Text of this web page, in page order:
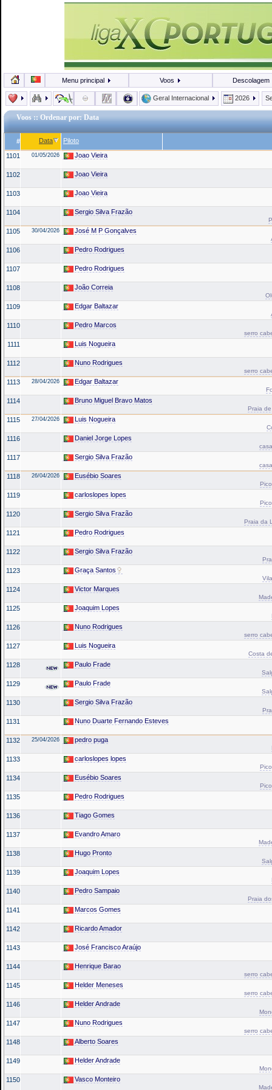
Menu principal Voos Descolagem
Geral Internacional 2026
Voos :: Ordenar por: Data
# Data Piloto
1101 01/05/2026 Joao Vieira
1102 Joao Vieira
1103 Joao Vieira
1104 Sergio Silva Frazão
1105 30/04/2026 José M P Gonçalves
1106 Pedro Rodrigues
1107 Pedro Rodrigues
1108 João Correia
1109 Edgar Baltazar
1110 Pedro Marcos
serro
1111 Luis Nogueira
1112 Nuno Rodrigues
serro
1113 28/04/2026 Edgar Baltazar
1114 Bruno Miguel Bravo Matos
Praia
1115 27/04/2026 Luis Nogueira
1116 Daniel Jorge Lopes
1117 Sergio Silva Frazão
1118 26/04/2026 Eusébio Soares
1119 carloslopes lopes
1120 Sergio Silva Frazão
Praia da
1121 Pedro Rodrigues
1122 Sergio Silva Frazão
1123 Graça Santos
1124 Victor Marques
1125 Joaquim Lopes
1126 Nuno Rodrigues
serro
1127 Luis Nogueira
Costa
1128 Paulo Frade
1129 Paulo Frade
1130 Sergio Silva Frazão
1131 Nuno Duarte Fernando Esteves
1132 25/04/2026 pedro puga
1133 carloslopes lopes
1134 Eusébio Soares
1135 Pedro Rodrigues
1136 Tiago Gomes
1137 Evandro Amaro
1138 Hugo Pronto
1139 Joaquim Lopes
1140 Pedro Sampaio
Praia
1141 Marcos Gomes
1142 Ricardo Amador
1143 José Francisco Araújo
1144 Henrique Barao
serro
1145 Helder Meneses
serro
1146 Helder Andrade
1147 Nuno Rodrigues
serro
1148 Alberto Soares
1149 Helder Andrade
1150 Vasco Monteiro